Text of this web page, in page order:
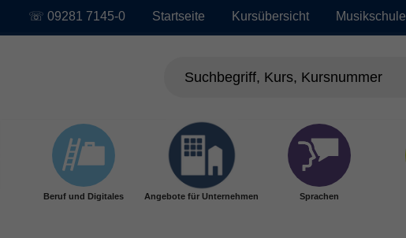
☏ 09281 7145-0 Startseite Kursübersicht Musikschule
Beruf und Digitales Angebote für Unternehmen Sprachen